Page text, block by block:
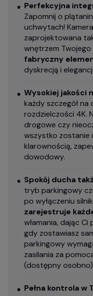
Perfekcyjna
Zapomnij o
uchwytach!
zaprojektowana
wnętrzem
fabryczny
dyskrecją i
Wysokiej jakości
każdy szczegół
rozdzielczości 4K.
drogowe czy
wszystko zostanie
klarownością,
dowodowy.
Spokój ducha
tryb parkingowy
po wyłączeniu
zarejestruje
włamania, dając
gdy zostawiasz
parkingowy
zasilania za
(dostępny
Pełna kontrola